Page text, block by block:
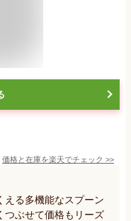
価格と在庫を楽天でチェック >>
える多機能なスプーン
つぶせて価格もリーズ